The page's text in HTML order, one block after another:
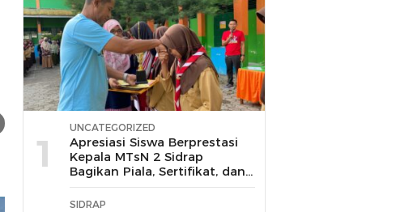
1
UNCATEGORIZED
Apresiasi Siswa Berprestasi
Kepala MTsN 2 Sidrap
Bagikan Piala, Sertifikat, dan
Uang Pembinaan
SIDRAP